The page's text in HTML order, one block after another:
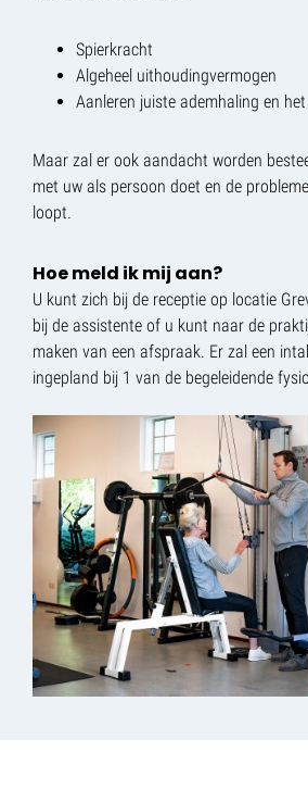
Spierkracht
Algeheel uithoudingvermogen
Aanleren juiste ademhaling en
Maar zal er ook aandacht worden
met uw als persoon doet en de
loopt.
Hoe meld ik mij aan?
U kunt zich bij de receptie op locatie
bij de assistente of u kunt naar de
maken van een afspraak. Er zal een
ingepland bij 1 van de begeleidende